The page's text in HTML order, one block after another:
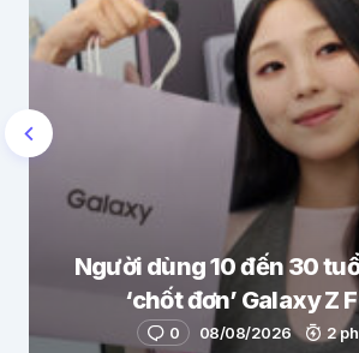
Người dùng 10 đến 30
‘chốt đơn’ Galaxy Z
0 08/08/2026 2